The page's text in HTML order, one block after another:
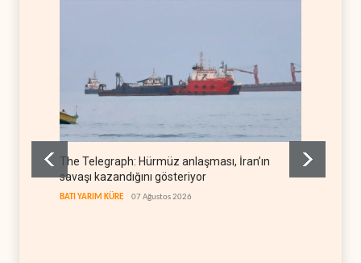
The Telegraph: Hürmüz anlaşması, İran’ın
savaşı kazandığını gösteriyor
BATI YARIM KÜRE 07 Ağustos 2026